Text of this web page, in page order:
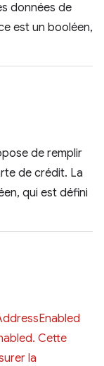
données de
est un booléen,
de remplir
de crédit. La
qui est défini
Cette
la